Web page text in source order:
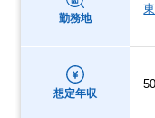
勤務地
想定年収